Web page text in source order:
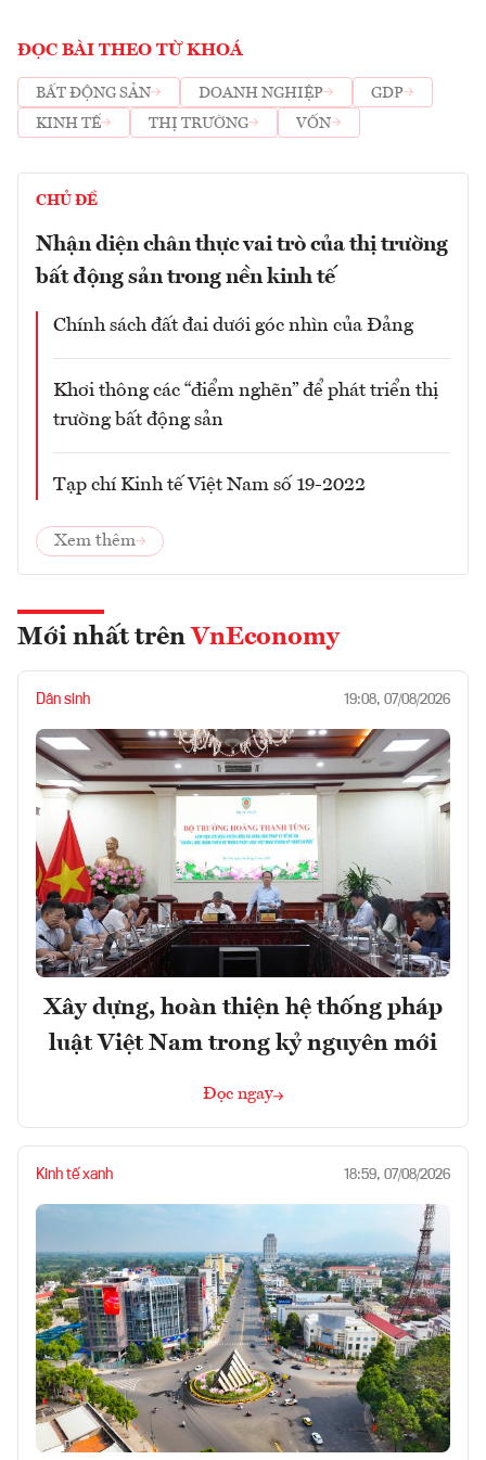
ĐỌC BÀI THEO TỪ KHOÁ
BẤT ĐỘNG SẢN DOANH NGHIỆP
GDP
KINH TẾ
THỊ TRƯỜNG VỐN
CHỦ ĐỀ
Nhận diện chân thực vai trò của thị trường
bất động sản trong nền kinh tế
Chính sách đất đai dưới góc nhìn của Đảng
Khơi thông các “điểm nghẽn” để phát triển thị
trường bất động sản
Tạp chí Kinh tế Việt Nam số 19-2022
Xem thêm
Mới nhất trên VnEconomy
Dân sinh 19:08, 07/08/2026
Xây dựng, hoàn thiện hệ thống pháp
luật Việt Nam trong kỷ nguyên mới
Đọc ngay
Kinh tế xanh 18:59, 07/08/2026